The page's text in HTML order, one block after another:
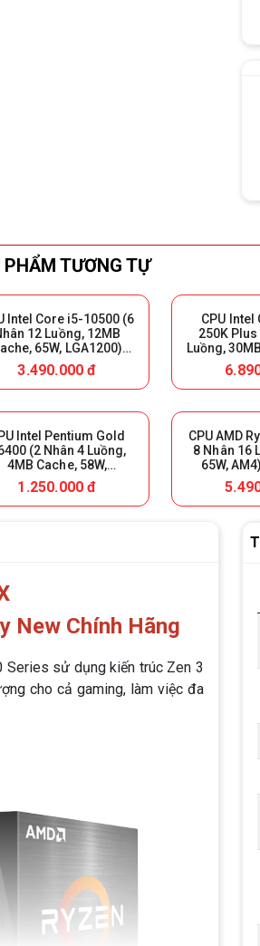
PHẨM TƯƠNG TỰ
Intel Core i5-10500 (6
12 Luồng, 12MB
65W, LGA1200)
Tray (FV)
3.490.000 đ
CPU Intel
250K
Luồng,
LGA1851)
Intel Pentium Gold
(2 Nhân 4 Luồng,
4MB Cache, 58W,
LGA1200) Tray (FV)
1.250.000 đ
CPU AMD
8 Nhân 16
65W,
New Chính Hãng
Series sử dụng kiến trúc Zen 3
cho cả gaming, làm việc đa